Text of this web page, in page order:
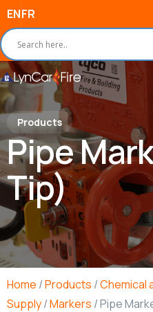
ENFR
Products
Pipe
Tip)
Home /Products /Chemical
Supply/Markers / Pipe